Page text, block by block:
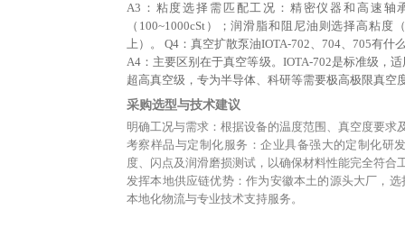
A3：粘度选择需匹配工况：精密仪器和高速轴
（100~1000cSt）；润滑脂和阻尼油则选择高粘
上）。 Q4：真空扩散泵油IOTA-702、704、705有什
A4：主要区别在于真空等级。IOTA-702是标准级，
超高真空级，专为半导体、科研等需要极高极限真空
采购选型与技术建议
明确工况与需求：根据设备的温度范围、真空度要求
考察样品与定制化服务：企业具备强大的定制化研
度、闪点及润滑磨损测试，以确保材料性能完全符合
发挥本地供应链优势：作为安徽本土的源头大厂，
本地化物流与专业技术支持服务。